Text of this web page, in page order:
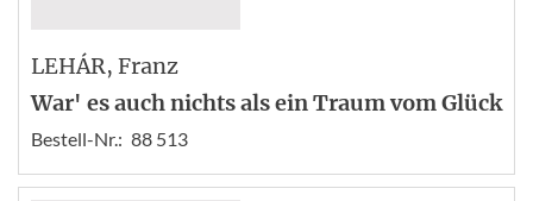
LEHÁR, Franz
War' es auch nichts als ein Traum vom Glück
Bestell-Nr.: 88 513